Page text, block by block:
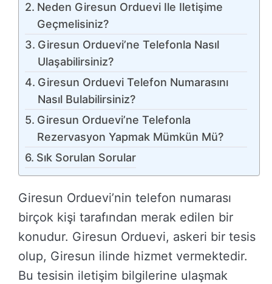
Neden Giresun Orduevi Ile Iletişime
Geçmelisiniz?
Giresun Orduevi’ne Telefonla Nasıl
Ulaşabilirsiniz?
Giresun Orduevi Telefon Numarasını
Nasıl Bulabilirsiniz?
Giresun Orduevi’ne Telefonla
Rezervasyon Yapmak Mümkün Mü?
Sık Sorulan Sorular
Giresun Orduevi’nin telefon numarası
birçok kişi tarafından merak edilen bir
konudur. Giresun Orduevi, askeri bir tesis
olup, Giresun ilinde hizmet vermektedir.
Bu tesisin iletişim bilgilerine ulaşmak